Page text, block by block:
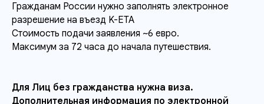
Гражданам России нужно заполнять электронное
разрешение на въезд K-ETA
Стоимость подачи заявления ~6 евро.
Максимум за 72 часа до начала путешествия.
Для Лиц без гражданства нужна виза.
Дополнительная информация по электронной